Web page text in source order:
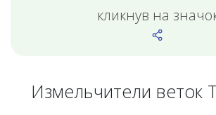
кликнув на
Измельчители веток